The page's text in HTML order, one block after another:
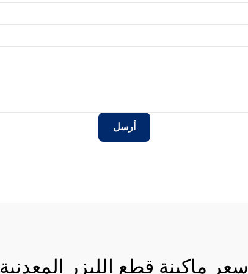
أرسل
سعر ماكينة قطع الليزر المعدنية